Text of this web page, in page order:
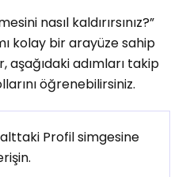
nasıl kaldırırsınız?”
kolay bir arayüze sahip
aşağıdaki adımları takip
öğrenebilirsiniz.
alttaki Profil simgesine